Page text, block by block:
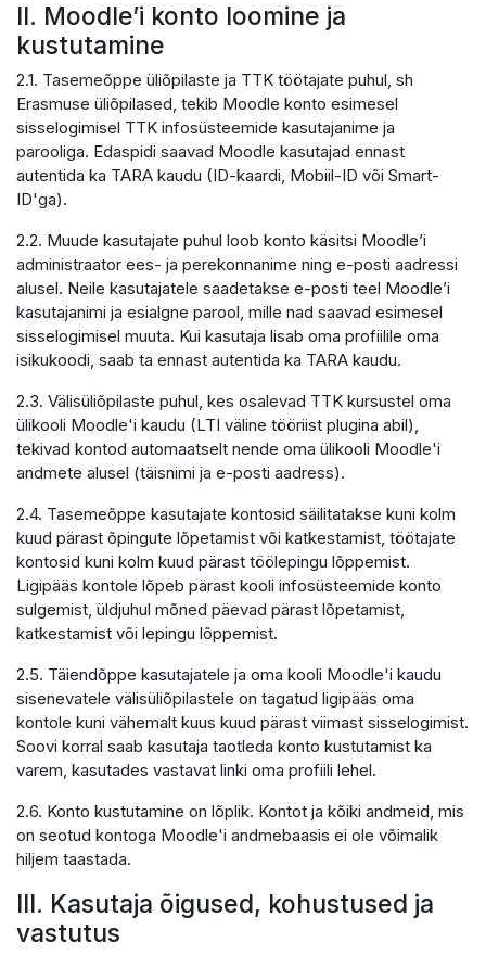
II. Moodle’i konto loomine ja
kustutamine
2.1. Tasemeõppe üliõpilaste ja TTK töötajate puhul, sh
Erasmuse üliõpilased, tekib Moodle konto esimesel
sisselogimisel TTK infosüsteemide kasutajanime ja
parooliga. Edaspidi saavad Moodle kasutajad ennast
autentida ka TARA kaudu (ID-kaardi, Mobiil-ID või Smart-
ID'ga).
2.2. Muude kasutajate puhul loob konto käsitsi Moodle’i
administraator ees- ja perekonnanime ning e-posti aadressi
alusel. Neile kasutajatele saadetakse e-posti teel Moodle’i
kasutajanimi ja esialgne parool, mille nad saavad esimesel
sisselogimisel muuta. Kui kasutaja lisab oma profiilile oma
isikukoodi, saab ta ennast autentida ka TARA kaudu.
2.3. Välisüliõpilaste puhul, kes osalevad TTK kursustel oma
ülikooli Moodle'i kaudu (LTI väline tööriist plugina abil),
tekivad kontod automaatselt nende oma ülikooli Moodle'i
andmete alusel (täisnimi ja e-posti aadress).
2.4. Tasemeõppe kasutajate kontosid säilitatakse kuni kolm
kuud pärast õpingute lõpetamist või katkestamist, töötajate
kontosid kuni kolm kuud pärast töölepingu lõppemist.
Ligipääs kontole lõpeb pärast kooli infosüsteemide konto
sulgemist, üldjuhul mõned päevad pärast lõpetamist,
katkestamist või lepingu lõppemist.
2.5. Täiendõppe kasutajatele ja oma kooli Moodle'i kaudu
sisenevatele välisüliõpilastele on tagatud ligipääs oma
kontole kuni vähemalt kuus kuud pärast viimast sisselogimist.
Soovi korral saab kasutaja taotleda konto kustutamist ka
varem, kasutades vastavat linki oma profiili lehel.
2.6. Konto kustutamine on lõplik. Kontot ja kõiki andmeid, mis
on seotud kontoga Moodle'i andmebaasis ei ole võimalik
hiljem taastada.
III. Kasutaja õigused, kohustused ja
vastutus